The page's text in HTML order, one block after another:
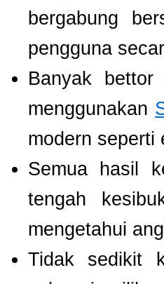
bergabung
pengguna
Banyak
menggunakan
modern seperti
Semua hasil
tengah
mengetahui
Tidak sedikit